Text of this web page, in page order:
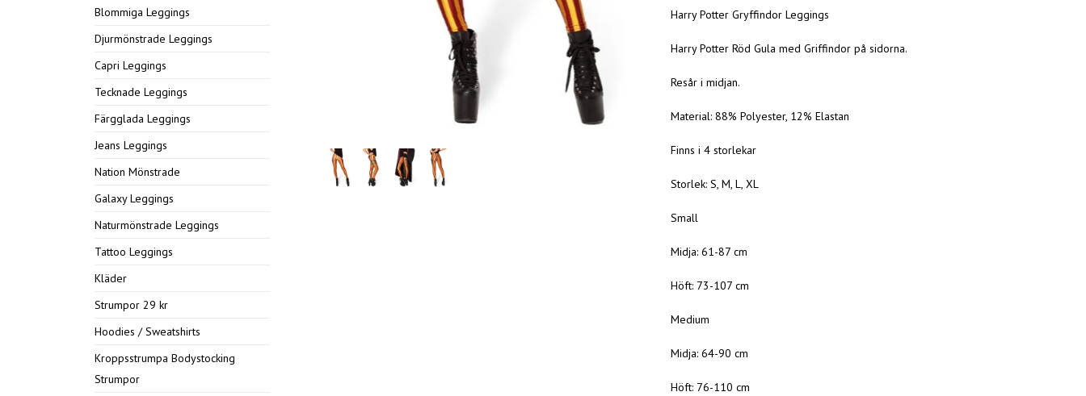
Blommiga Leggings
Djurmönstrade Leggings
Capri Leggings
Tecknade Leggings
Färgglada Leggings
Jeans Leggings
Nation Mönstrade
Galaxy Leggings
Naturmönstrade Leggings
Tattoo Leggings
Kläder
Strumpor 29 kr
Hoodies / Sweatshirts
Kroppsstrumpa Bodystocking
Strumpor
Harry Potter Gryffindor Leggings
Harry Potter Röd Gula med Griffindor på sidorna.
Resår i midjan.
Material: 88% Polyester, 12% Elastan
Finns i 4 storlekar
Storlek: S, M, L, XL
Small
Midja: 61-87 cm
Höft: 73-107 cm
Medium
Midja: 64-90 cm
Höft: 76-110 cm